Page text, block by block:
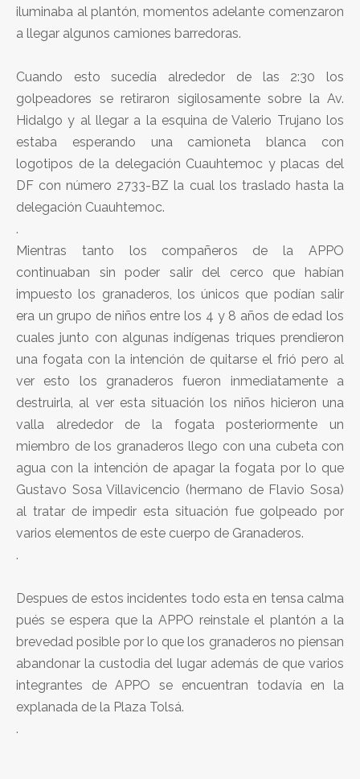
iluminaba al plantón, momentos adelante comenzaron
a llegar algunos camiones barredoras.
Cuando esto sucedía alrededor de las 2:30 los
golpeadores se retiraron sigilosamente sobre la Av.
Hidalgo y al llegar a la esquina de Valerio Trujano los
estaba esperando una camioneta blanca con
logotipos de la delegación Cuauhtemoc y placas del
DF con número 2733-BZ la cual los traslado hasta la
delegación Cuauhtemoc.
.
Mientras tanto los compañeros de la APPO
continuaban sin poder salir del cerco que habían
impuesto los granaderos, los únicos que podían salir
era un grupo de niños entre los 4 y 8 años de edad los
cuales junto con algunas indígenas triques prendieron
una fogata con la intención de quitarse el frió pero al
ver esto los granaderos fueron inmediatamente a
destruirla, al ver esta situación los niños hicieron una
valla alrededor de la fogata posteriormente un
miembro de los granaderos llego con una cubeta con
agua con la intención de apagar la fogata por lo que
Gustavo Sosa Villavicencio (hermano de Flavio Sosa)
al tratar de impedir esta situación fue golpeado por
varios elementos de este cuerpo de Granaderos.
.
Despues de estos incidentes todo esta en tensa calma
pués se espera que la APPO reinstale el plantón a la
brevedad posible por lo que los granaderos no piensan
abandonar la custodia del lugar además de que varios
integrantes de APPO se encuentran todavía en la
explanada de la Plaza Tolsá.
.